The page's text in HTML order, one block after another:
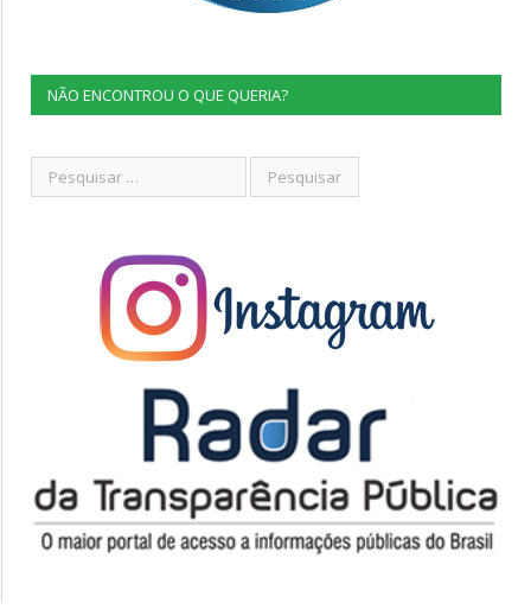
NÃO ENCONTROU O QUE QUERIA?